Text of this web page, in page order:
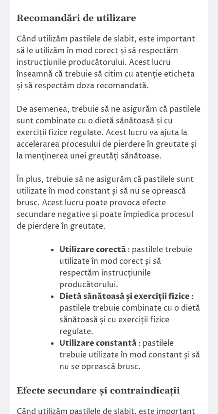
Recomandări de utilizare
Când utilizăm pastilele de slabit, este important
să le utilizăm în mod corect și să respectăm
instrucțiunile producătorului. Acest lucru
înseamnă că trebuie să citim cu atenție eticheta
și să respectăm doza recomandată.
De asemenea, trebuie să ne asigurăm că pastilele
sunt combinate cu o dietă sănătoasă și cu
exerciții fizice regulate. Acest lucru va ajuta la
accelerarea procesului de pierdere în greutate și
la menținerea unei greutăți sănătoase.
În plus, trebuie să ne asigurăm că pastilele sunt
utilizate în mod constant și să nu se oprească
brusc. Acest lucru poate provoca efecte
secundare negative și poate împiedica procesul
de pierdere în greutate.
Utilizare corectă: pastilele trebuie
utilizate în mod corect și să
respectăm instrucțiunile
producătorului.
Dietă sănătoasă și exerciții fizice :
pastilele trebuie combinate cu o dietă
sănătoasă și cu exerciții fizice
regulate.
Utilizare constantă: pastilele
trebuie utilizate în mod constant și să
nu se oprească brusc.
Efecte secundare și contraindicații
Când utilizăm pastilele de slabit, este important